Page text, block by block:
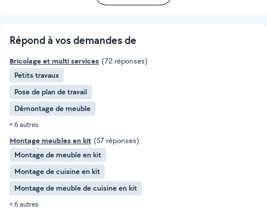
Répond à vos demandes de
Bricolage et multi services (72 réponses)
Petits travaux
Pose de plan de travail
Démontage de meuble
+ 6 autres
Montage meubles en kit (57 réponses)
Montage de meuble en kit
Montage de cuisine en kit
Montage de meuble de cuisine en kit
+ 6 autres